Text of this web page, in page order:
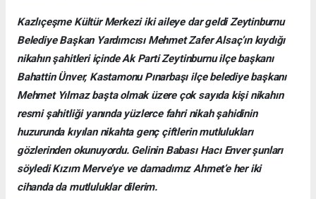
Kazlıçeşme Kültür Merkezi iki aileye dar geldi Zeytinburnu
Belediye Başkan Yardımcısı Mehmet Zafer Alsaç’ın kıydığı
nikahın şahitleri içinde Ak Parti Zeytinburnu ilçe başkanı
Bahattin Ünver, Kastamonu Pınarbaşı ilçe belediye başkanı
Mehmet Yılmaz başta olmak üzere çok sayıda kişi nikahın
resmi şahitliği yanında yüzlerce fahri nikah şahidinin
huzurunda kıyılan nikahta genç çiftlerin mutlulukları
gözlerinden okunuyordu. Gelinin Babası Hacı Enver şunları
söyledi Kızım Merve’ye ve damadımız Ahmet’e her iki
cihanda da mutluluklar dilerim.